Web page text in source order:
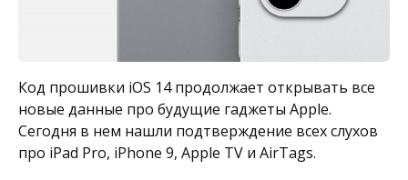
Код прошивки iOS 14 продолжает открывать все
новые данные про будущие гаджеты Apple.
Сегодня в нем нашли подтверждение всех слухов
про iPad Pro, iPhone 9, Apple TV и AirTags.